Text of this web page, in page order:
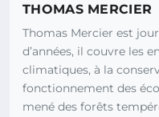
THOMAS MERCIER
Thomas Mercier est
d’années, il couvre les
climatiques, à la
fonctionnement des
mené des forêts